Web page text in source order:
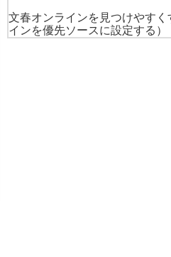
文春オンラインを見つけやすく
インを優先ソースに設定する）